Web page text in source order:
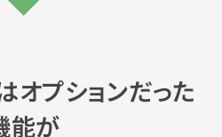
オプションだった
能が